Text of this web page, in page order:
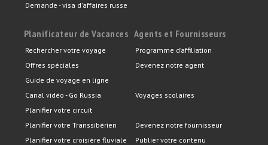
Demande - visa d'affaires russe
Planificateur de Vacances
Rechercher votre voyage
Offres spéciales
Guide de voyage en ligne
Canal vidéo - Go Russia
Planifier votre circuit
Planifier votre Transsibérien
Planifier votre croisière fluviale
Agents et Fournisseurs
Programme d’affiliation
Devenez notre agent
Voyages scolaires
Devenez notre fournisseur
Publier votre contenu